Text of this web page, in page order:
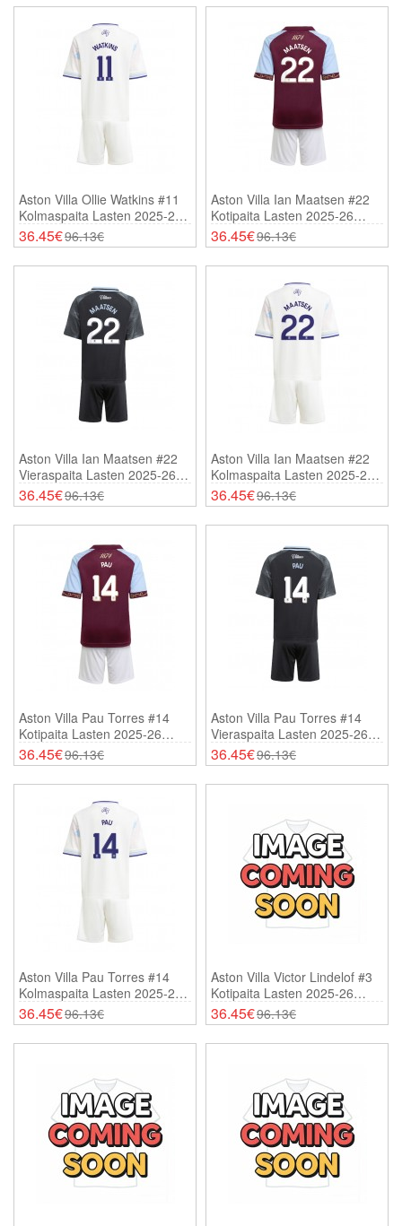
Aston Villa Ollie Watkins #11
Kolmaspaita Lasten 2025-26
Lyhythihainen (+ Shortsit)
36.45€96.13€
Aston Villa Ian Maatsen #22
Kotipaita Lasten 2025-26
Lyhythihainen (+ Shortsit)
36.45€96.13€
Aston Villa Ian Maatsen #22
Vieraspaita Lasten 2025-26
Lyhythihainen (+ Shortsit)
36.45€96.13€
Aston Villa Ian Maatsen #22
Kolmaspaita Lasten 2025-26
Lyhythihainen (+ Shortsit)
36.45€96.13€
Aston Villa Pau Torres #14
Kotipaita Lasten 2025-26
Lyhythihainen (+ Shortsit)
36.45€96.13€
Aston Villa Pau Torres #14
Vieraspaita Lasten 2025-26
Lyhythihainen (+ Shortsit)
36.45€96.13€
Aston Villa Pau Torres #14
Kolmaspaita Lasten 2025-26
Lyhythihainen (+ Shortsit)
36.45€96.13€
Aston Villa Victor Lindelof #3
Kotipaita Lasten 2025-26
Lyhythihainen (+ Shortsit)
36.45€96.13€